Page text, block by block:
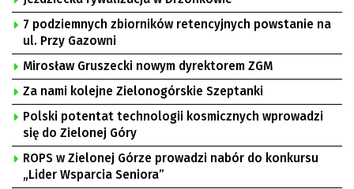
7 podziemnych zbiorników retencyjnych powstanie na
ul. Przy Gazowni
Mirosław Gruszecki nowym dyrektorem ZGM
Za nami kolejne Zielonogórskie Szeptanki
Polski potentat technologii kosmicznych wprowadzi
się do Zielonej Góry
ROPS w Zielonej Górze prowadzi nabór do konkursu
„Lider Wsparcia Seniora”